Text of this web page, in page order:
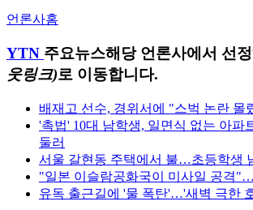
언론사홈
YTN 주요뉴스해당 언론사에서 선정
웃링크)로 이동합니다.
배재고 선수, 경위서에 "스벅 논란 몰
'촉법' 10대 남학생, 일면식 없는 아파
둘러
서울 갈현동 주택에서 불…초등학생
"일본 이슬람공화국이 미사일 공격
유독 출근길에 '물 폭탄'…'새벽 극한